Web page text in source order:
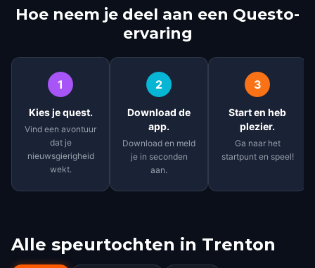
Hoe neem je deel aan een Questo-
ervaring
1
Kies je quest.
Vind een avontuur
dat je
nieuwsgierigheid
wekt.
2
Download de
app.
Download en meld
je in seconden
aan.
3
Start en heb
plezier.
Ga naar het
startpunt en speel!
Alle speurtochten in Trenton